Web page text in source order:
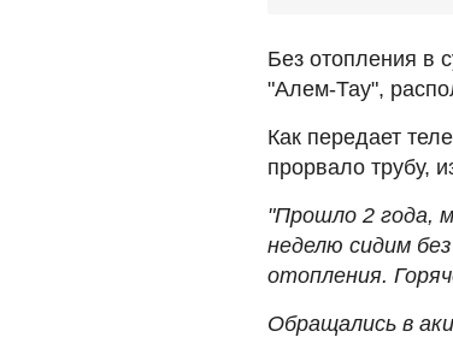
Без отопления в
"Алем-Тау",
Как передает
прорвало трубу,
"Прошло 2 года,
неделю сидим
отопления.
Обращались в